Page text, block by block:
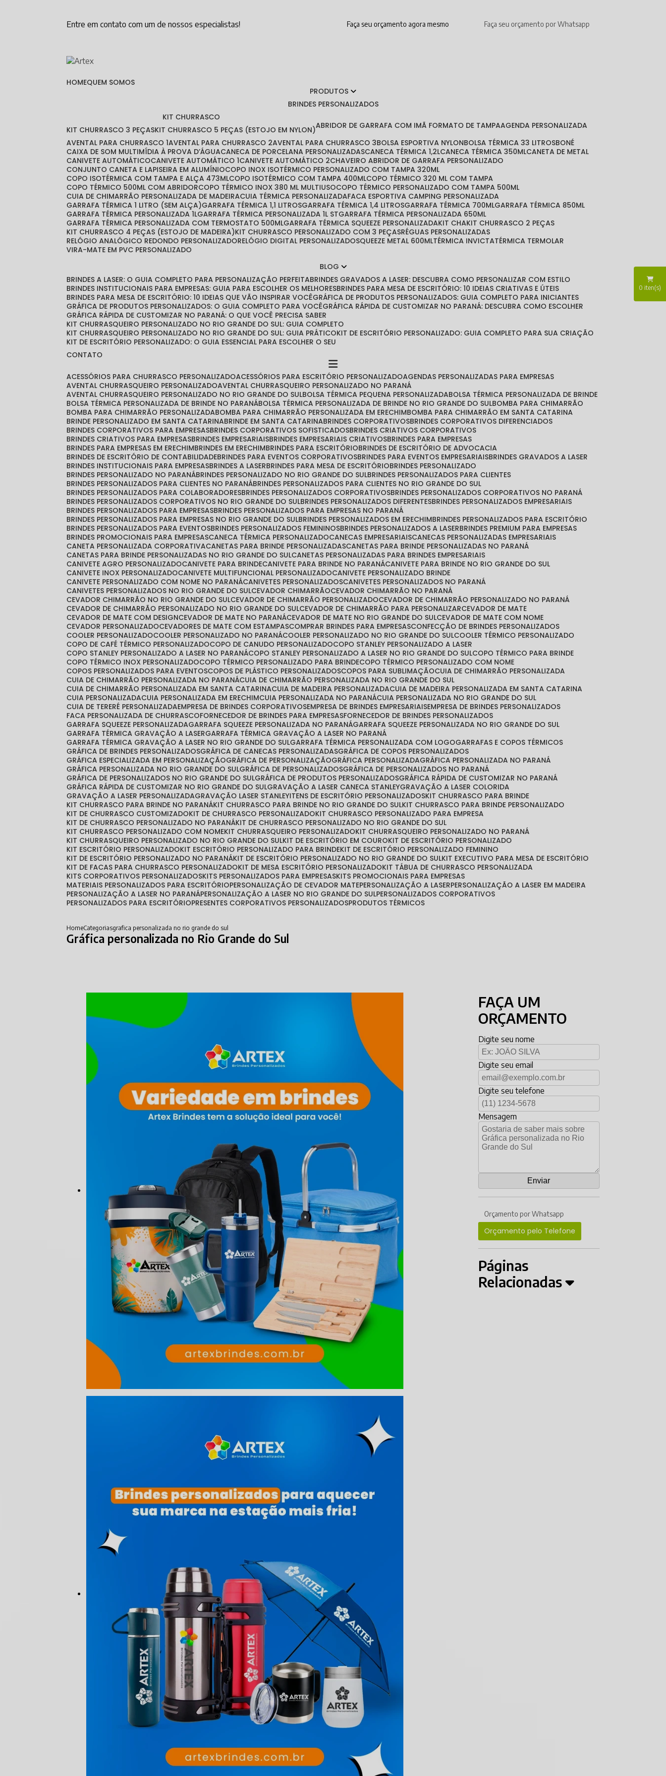
Entre em contato com um de nossos especialistas! Faça seu orçamento agora mesmo Faça seu orçamento por Whatsapp
HOME
QUEM SOMOS
PRODUTOS
BRINDES PERSONALIZADOS
KIT CHURRASCO
KIT CHURRASCO 3 PEÇAS KIT CHURRASCO 5 PEÇAS (ESTOJO EM NYLON) ABRIDOR DE GARRAFA COM IMÃ FORMATO DE TAMPA AGENDA PERSONALIZADA
AVENTAL PARA CHURRASCO 1 AVENTAL PARA CHURRASCO 2 AVENTAL PARA CHURRASCO 3 BOLSA ESPORTIVA NYLON BOLSA TÉRMICA 33 LITROS BONÉ
CAIXA DE SOM MULTIMÍDIA À PROVA D’ÁGUA
CANECA DE PORCELANA PERSONALIZADAS CANECA TÉRMICA 1,2L CANECA TÉRMICA 350ML CANETA DE METAL
CANIVETE AUTOMÁTICO
CANIVETE AUTOMÁTICO 1 CANIVETE AUTOMÁTICO 2
CHAVEIRO ABRIDOR DE GARRAFA PERSONALIZADO
CONJUNTO CANETA E LAPISEIRA EM ALUMÍNIO
COPO INOX ISOTÉRMICO PERSONALIZADO COM TAMPA 320ML
COPO ISOTÉRMICA COM TAMPA E ALÇA 473ML COPO ISOTÉRMICO COM TAMPA 400ML COPO TÉRMICO 320 ML COM TAMPA
COPO TÉRMICO 500ML COM ABRIDOR
COPO TÉRMICO INOX 380 ML MULTIUSO
COPO TÉRMICO PERSONALIZADO COM TAMPA 500ML
CUIA DE CHIMARRÃO PERSONALIZADA DE MADEIRA
CUIA TÉRMICA PERSONALIZADA FACA ESPORTIVA CAMPING PERSONALIZADA
GARRAFA TÉRMICA 1 LITRO (SEM ALÇA)
GARRAFA TÉRMICA 1,1 LITROS GARRAFA TÉRMICA 1,4 LITROS GARRAFA TÉRMICA 700ML
GARRAFA TÉRMICA 850ML
GARRAFA TÉRMICA PERSONALIZADA 1L
GARRAFA TÉRMICA PERSONALIZADA 1L ST
GARRAFA TÉRMICA PERSONALIZADA 650ML
GARRAFA TÉRMICA PERSONALIZADA COM TERMOSTATO 500ML
GARRAFA TÉRMICA SQUEEZE PERSONALIZADA KIT CHA KIT CHURRASCO 2 PEÇAS
KIT CHURRASCO 4 PEÇAS (ESTOJO DE MADEIRA) KIT CHURRASCO PERSONALIZADO COM 3 PEÇAS RÉGUAS PERSONALIZADAS
RELÓGIO ANALÓGICO REDONDO PERSONALIZADO RELÓGIO DIGITAL PERSONALIZADO SQUEEZE METAL 600ML TÉRMICA INVICTA TÉRMICA TERMOLAR
VIRA-MATE EM PVC PERSONALIZADO
BLOG
BRINDES A LASER: O GUIA COMPLETO PARA PERSONALIZAÇÃO PERFEITA BRINDES GRAVADOS A LASER: DESCUBRA COMO PERSONALIZAR COM ESTILO
BRINDES INSTITUCIONAIS PARA EMPRESAS: GUIA PARA ESCOLHER OS MELHORES BRINDES PARA MESA DE ESCRITÓRIO: 10 IDEIAS CRIATIVAS E ÚTEIS
BRINDES PARA MESA DE ESCRITÓRIO: 10 IDEIAS QUE VÃO INSPIRAR VOCÊ
GRÁFICA DE PRODUTOS PERSONALIZADOS: GUIA COMPLETO PARA INICIANTES
GRÁFICA DE PRODUTOS PERSONALIZADOS: O GUIA COMPLETO PARA VOCÊ
GRÁFICA RÁPIDA DE CUSTOMIZAR NO PARANÁ: DESCUBRA COMO ESCOLHER
GRÁFICA RÁPIDA DE CUSTOMIZAR NO PARANÁ: O QUE VOCÊ PRECISA SABER
KIT CHURRASQUEIRO PERSONALIZADO NO RIO GRANDE DO SUL: GUIA COMPLETO
KIT CHURRASQUEIRO PERSONALIZADO NO RIO GRANDE DO SUL: GUIA PRÁTICO KIT DE ESCRITÓRIO PERSONALIZADO: GUIA COMPLETO PARA SUA CRIAÇÃO
KIT DE ESCRITÓRIO PERSONALIZADO: O GUIA ESSENCIAL PARA ESCOLHER O SEU
CONTATO
ACESSÓRIOS PARA CHURRASCO PERSONALIZADO ACESSÓRIOS PARA ESCRITÓRIO PERSONALIZADO AGENDAS PERSONALIZADAS PARA EMPRESAS
AVENTAL CHURRASQUEIRO PERSONALIZADO AVENTAL CHURRASQUEIRO PERSONALIZADO NO PARANÁ
AVENTAL CHURRASQUEIRO PERSONALIZADO NO RIO GRANDE DO SUL BOLSA TÉRMICA PEQUENA PERSONALIZADA BOLSA TÉRMICA PERSONALIZADA DE BRINDE
BOLSA TÉRMICA PERSONALIZADA DE BRINDE NO PARANÁ BOLSA TÉRMICA PERSONALIZADA DE BRINDE NO RIO GRANDE DO SUL BOMBA PARA CHIMARRÃO
BOMBA PARA CHIMARRÃO PERSONALIZADA BOMBA PARA CHIMARRÃO PERSONALIZADA EM ERECHIM BOMBA PARA CHIMARRÃO EM SANTA CATARINA
BRINDE PERSONALIZADO EM SANTA CATARINA BRINDE EM SANTA CATARINA BRINDES CORPORATIVOS BRINDES CORPORATIVOS DIFERENCIADOS
BRINDES CORPORATIVOS PARA EMPRESAS BRINDES CORPORATIVOS SOFISTICADOS BRINDES CRIATIVOS CORPORATIVOS
BRINDES CRIATIVOS PARA EMPRESAS BRINDES EMPRESARIAIS BRINDES EMPRESARIAIS CRIATIVOS BRINDES PARA EMPRESAS
BRINDES PARA EMPRESAS EM ERECHIM BRINDES EM ERECHIM BRINDES PARA ESCRITÓRIO BRINDES DE ESCRITÓRIO DE ADVOCACIA
BRINDES DE ESCRITÓRIO DE CONTABILIDADE BRINDES PARA EVENTOS CORPORATIVOS BRINDES PARA EVENTOS EMPRESARIAIS BRINDES GRAVADOS A LASER
BRINDES INSTITUCIONAIS PARA EMPRESAS BRINDES A LASER BRINDES PARA MESA DE ESCRITÓRIO BRINDES PERSONALIZADO
BRINDES PERSONALIZADO NO PARANÁ BRINDES PERSONALIZADO NO RIO GRANDE DO SUL BRINDES PERSONALIZADOS PARA CLIENTES
BRINDES PERSONALIZADOS PARA CLIENTES NO PARANÁ BRINDES PERSONALIZADOS PARA CLIENTES NO RIO GRANDE DO SUL
BRINDES PERSONALIZADOS PARA COLABORADORES BRINDES PERSONALIZADOS CORPORATIVOS BRINDES PERSONALIZADOS CORPORATIVOS NO PARANÁ
BRINDES PERSONALIZADOS CORPORATIVOS NO RIO GRANDE DO SUL BRINDES PERSONALIZADOS DIFERENTES BRINDES PERSONALIZADOS EMPRESARIAIS
BRINDES PERSONALIZADOS PARA EMPRESAS BRINDES PERSONALIZADOS PARA EMPRESAS NO PARANÁ
BRINDES PERSONALIZADOS PARA EMPRESAS NO RIO GRANDE DO SUL BRINDES PERSONALIZADOS EM ERECHIM BRINDES PERSONALIZADOS PARA ESCRITÓRIO
BRINDES PERSONALIZADOS PARA EVENTOS BRINDES PERSONALIZADOS FEMININOS BRINDES PERSONALIZADOS A LASER BRINDES PREMIUM PARA EMPRESAS
BRINDES PROMOCIONAIS PARA EMPRESAS CANECA TÉRMICA PERSONALIZADO CANECAS EMPRESARIAIS CANECAS PERSONALIZADAS EMPRESARIAIS
CANETA PERSONALIZADA CORPORATIVA
CANETAS PARA BRINDE PERSONALIZADAS CANETAS PARA BRINDE PERSONALIZADAS NO PARANÁ
CANETAS PARA BRINDE PERSONALIZADAS NO RIO GRANDE DO SUL CANETAS PERSONALIZADAS PARA BRINDES EMPRESARIAIS
CANIVETE AGRO PERSONALIZADO
CANIVETE PARA BRINDE CANIVETE PARA BRINDE NO PARANÁ CANIVETE PARA BRINDE NO RIO GRANDE DO SUL
CANIVETE INOX PERSONALIZADO
CANIVETE MULTIFUNCIONAL PERSONALIZADO
CANIVETE PERSONALIZADO BRINDE
CANIVETE PERSONALIZADO COM NOME NO PARANÁ CANIVETES PERSONALIZADOS CANIVETES PERSONALIZADOS NO PARANÁ
CANIVETES PERSONALIZADOS NO RIO GRANDE DO SUL CEVADOR CHIMARRÃO
CEVADOR CHIMARRÃO NO PARANÁ
CEVADOR CHIMARRÃO NO RIO GRANDE DO SUL CEVADOR DE CHIMARRÃO PERSONALIZADO
CEVADOR DE CHIMARRÃO PERSONALIZADO NO PARANÁ
CEVADOR DE CHIMARRÃO PERSONALIZADO NO RIO GRANDE DO SUL CEVADOR DE CHIMARRÃO PARA PERSONALIZAR
CEVADOR DE MATE
CEVADOR DE MATE COM DESIGN
CEVADOR DE MATE NO PARANÁ CEVADOR DE MATE NO RIO GRANDE DO SUL CEVADOR DE MATE COM NOME
CEVADOR PERSONALIZADO
CEVADORES DE MATE COM ESTAMPAS COMPRAR BRINDES PARA EMPRESAS CONFECÇÃO DE BRINDES PERSONALIZADOS
COOLER PERSONALIZADO
COOLER PERSONALIZADO NO PARANÁ COOLER PERSONALIZADO NO RIO GRANDE DO SUL COOLER TÉRMICO PERSONALIZADO
COPO DE CAFÉ TÉRMICO PERSONALIZADO
COPO DE CANUDO PERSONALIZADO
COPO STANLEY PERSONALIZADO A LASER
COPO STANLEY PERSONALIZADO A LASER NO PARANÁ COPO STANLEY PERSONALIZADO A LASER NO RIO GRANDE DO SUL COPO TÉRMICO PARA BRINDE
COPO TÉRMICO INOX PERSONALIZADO
COPO TÉRMICO PERSONALIZADO PARA BRINDE COPO TÉRMICO PERSONALIZADO COM NOME
COPOS PERSONALIZADOS PARA EVENTOS COPOS DE PLÁSTICO PERSONALIZADOS COPOS PARA SUBLIMAÇÃO
CUIA DE CHIMARRÃO PERSONALIZADA
CUIA DE CHIMARRÃO PERSONALIZADA NO PARANÁ CUIA DE CHIMARRÃO PERSONALIZADA NO RIO GRANDE DO SUL
CUIA DE CHIMARRÃO PERSONALIZADA EM SANTA CATARINA
CUIA DE MADEIRA PERSONALIZADA
CUIA DE MADEIRA PERSONALIZADA EM SANTA CATARINA
CUIA PERSONALIZADA
CUIA PERSONALIZADA EM ERECHIM CUIA PERSONALIZADA NO PARANÁ CUIA PERSONALIZADA NO RIO GRANDE DO SUL
CUIA DE TERERÉ PERSONALIZADA EMPRESA DE BRINDES CORPORATIVOS EMPRESA DE BRINDES EMPRESARIAIS EMPRESA DE BRINDES PERSONALIZADOS
FACA PERSONALIZADA DE CHURRASCO FORNECEDOR DE BRINDES PARA EMPRESAS FORNECEDOR DE BRINDES PERSONALIZADOS
GARRAFA SQUEEZE PERSONALIZADA
GARRAFA SQUEEZE PERSONALIZADA NO PARANÁ
GARRAFA SQUEEZE PERSONALIZADA NO RIO GRANDE DO SUL
GARRAFA TÉRMICA GRAVAÇÃO A LASER
GARRAFA TÉRMICA GRAVAÇÃO A LASER NO PARANÁ
GARRAFA TÉRMICA GRAVAÇÃO A LASER NO RIO GRANDE DO SUL
GARRAFA TÉRMICA PERSONALIZADA COM LOGO
GARRAFAS E COPOS TÉRMICOS
GRÁFICA DE BRINDES PERSONALIZADOS
GRÁFICA DE CANECAS PERSONALIZADAS
GRÁFICA DE COPOS PERSONALIZADOS
GRÁFICA ESPECIALIZADA EM PERSONALIZAÇÃO
GRÁFICA DE PERSONALIZAÇÃO GRÁFICA PERSONALIZADA
GRÁFICA PERSONALIZADA NO PARANÁ
GRÁFICA PERSONALIZADA NO RIO GRANDE DO SUL
GRÁFICA DE PERSONALIZADOS
GRÁFICA DE PERSONALIZADOS NO PARANÁ
GRÁFICA DE PERSONALIZADOS NO RIO GRANDE DO SUL
GRÁFICA DE PRODUTOS PERSONALIZADOS
GRÁFICA RÁPIDA DE CUSTOMIZAR NO PARANÁ
GRÁFICA RÁPIDA DE CUSTOMIZAR NO RIO GRANDE DO SUL
GRAVAÇÃO A LASER CANECA STANLEY
GRAVAÇÃO A LASER COLORIDA
GRAVAÇÃO A LASER PERSONALIZADA
GRAVAÇÃO LASER STANLEY ITENS DE ESCRITÓRIO PERSONALIZADOS KIT CHURRASCO PARA BRINDE
KIT CHURRASCO PARA BRINDE NO PARANÁ KIT CHURRASCO PARA BRINDE NO RIO GRANDE DO SUL KIT CHURRASCO PARA BRINDE PERSONALIZADO
KIT DE CHURRASCO CUSTOMIZADO KIT DE CHURRASCO PERSONALIZADO KIT CHURRASCO PERSONALIZADO PARA EMPRESA
KIT DE CHURRASCO PERSONALIZADO NO PARANÁ KIT DE CHURRASCO PERSONALIZADO NO RIO GRANDE DO SUL
KIT CHURRASCO PERSONALIZADO COM NOME KIT CHURRASQUEIRO PERSONALIZADO KIT CHURRASQUEIRO PERSONALIZADO NO PARANÁ
KIT CHURRASQUEIRO PERSONALIZADO NO RIO GRANDE DO SUL KIT DE ESCRITÓRIO EM COURO KIT DE ESCRITÓRIO PERSONALIZADO
KIT ESCRITÓRIO PERSONALIZADO KIT ESCRITÓRIO PERSONALIZADO PARA BRINDE KIT DE ESCRITÓRIO PERSONALIZADO FEMININO
KIT DE ESCRITÓRIO PERSONALIZADO NO PARANÁ KIT DE ESCRITÓRIO PERSONALIZADO NO RIO GRANDE DO SUL KIT EXECUTIVO PARA MESA DE ESCRITÓRIO
KIT DE FACAS PARA CHURRASCO PERSONALIZADO KIT DE MESA ESCRITÓRIO PERSONALIZADO KIT TÁBUA DE CHURRASCO PERSONALIZADA
KITS CORPORATIVOS PERSONALIZADOS KITS PERSONALIZADOS PARA EMPRESAS KITS PROMOCIONAIS PARA EMPRESAS
MATERIAIS PERSONALIZADOS PARA ESCRITÓRIO PERSONALIZAÇÃO DE CEVADOR MATE PERSONALIZAÇÃO A LASER PERSONALIZAÇÃO A LASER EM MADEIRA
PERSONALIZAÇÃO A LASER NO PARANÁ PERSONALIZAÇÃO A LASER NO RIO GRANDE DO SUL PERSONALIZADOS CORPORATIVOS
PERSONALIZADOS PARA ESCRITÓRIO PRESENTES CORPORATIVOS PERSONALIZADOS PRODUTOS TÉRMICOS
0 iten(s)
HomeCategoriasgrafica personalizada no rio grande do sul
Gráfica personalizada no Rio Grande do Sul
FAÇA UM
ORÇAMENTO
Digite seu nome
Digite seu email
Digite seu telefone
Mensagem
Orçamento por Whatsapp
Orçamento pelo Telefone
Páginas
Relacionadas